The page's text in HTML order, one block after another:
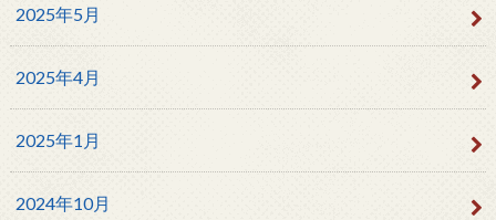
2025年5月
2025年4月
2025年1月
2024年10月